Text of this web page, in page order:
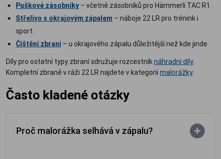
Puškové zásobníky – včetně zásobníků pro Hämmerli TAC R1.
Střelivo s okrajovým zápalem – náboje 22 LR pro trénink i
sport.
Čištění zbraní – u okrajového zápalu důležitější než kde jinde.
Díly pro ostatní typy zbraní sdružuje rozcestníknáhradní díly.
Kompletní zbraně v ráži 22 LR najdete v kategorii malorážky.
Často kladené otázky
Proč malorážka selhává v zápalu?